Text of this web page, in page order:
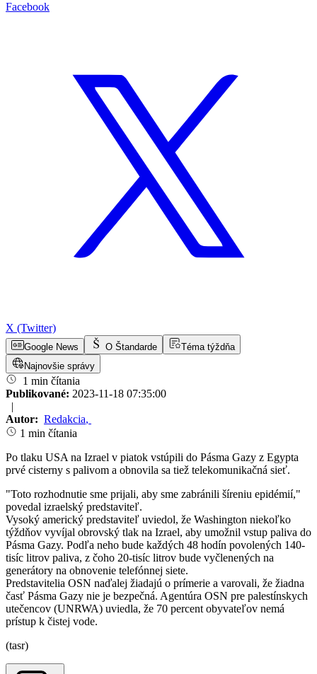
Facebook
X (Twitter)
Google News O Štandarde
Téma týždňa
Najnovšie správy
1 min čítania
Publikované: 2023-11-18 07:35:00
|
Autor: Redakcia,
1 min čítania
Po tlaku USA na Izrael v piatok vstúpili do Pásma Gazy z Egypta
prvé cisterny s palivom a obnovila sa tiež telekomunikačná sieť.
"Toto rozhodnutie sme prijali, aby sme zabránili šíreniu epidémií,"
povedal izraelský predstaviteľ.
Vysoký americký predstaviteľ uviedol, že Washington niekoľko
týždňov vyvíjal obrovský tlak na Izrael, aby umožnil vstup paliva do
Pásma Gazy. Podľa neho bude každých 48 hodín povolených 140-
tisíc litrov paliva, z čoho 20-tisíc litrov bude vyčlenených na
generátory na obnovenie telefónnej siete.
Predstavitelia OSN naďalej žiadajú o prímerie a varovali, že žiadna
časť Pásma Gazy nie je bezpečná. Agentúra OSN pre palestínskych
utečencov (UNRWA) uviedla, že 70 percent obyvateľov nemá
prístup k čistej vode.
(tasr)